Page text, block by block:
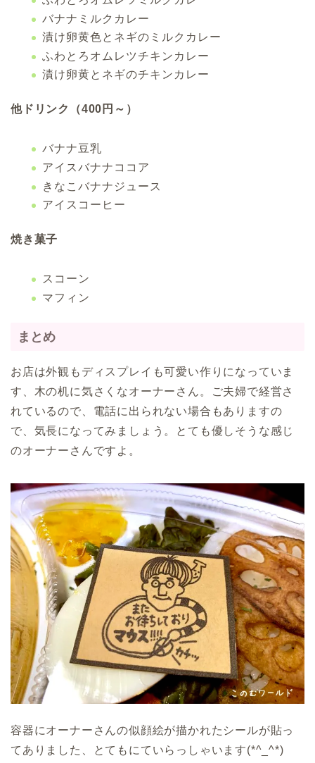
バナナミルクカレー
漬け卵黄色とネギのミルクカレー
ふわとろオムレツチキンカレー
漬け卵黄とネギのチキンカレー
他ドリンク（400円～）
バナナ豆乳
アイスバナナココア
きなこバナナジュース
アイスコーヒー
焼き菓子
スコーン
マフィン
まとめ
お店は外観もディスプレイも可愛い作りになっていま
す、木の机に気さくなオーナーさん。ご夫婦で経営さ
れているので、電話に出られない場合もありますの
で、気長になってみましょう。とても優しそうな感じ
のオーナーさんですよ。
容器にオーナーさんの似顔絵が描かれたシールが貼っ
てありました、とてもにていらっしゃいます(*^_^*)